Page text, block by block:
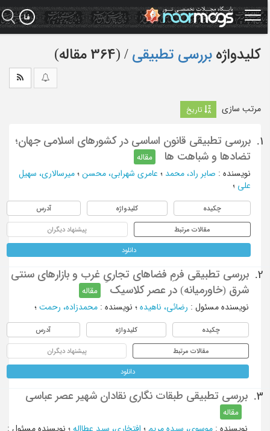
کلیدواژه بررسی تطبیقی ‏/ (364 مقاله)
مرتب سازی تاریخ
1.
بررسی تطبیقی قانون اساسی در کشورهای اسلامی جهان؛
تضادها و شباهت ها
مقاله
نویسنده: صابر راد، محمد؛ عامري شهرابي، محسن؛ ميرسالاري، سهيل
علي ؛
چکیده کلیدواژه آدرس
مقالات مرتبط پیشنهاد دیگران
دانلود
2.
بررسی تطبیقی فرمِ فضاهای تجاریِ غرب و بازارهای سنتی
شرق (خاورمیانه) در عصر کلاسیک
مقاله
نویسنده مسئول : رضائی، ناهیده؛ نویسنده: محمدزاده، رحمت؛
چکیده کلیدواژه آدرس
مقالات مرتبط پیشنهاد دیگران
دانلود
3. بررسی تطبیقی طبقات نگاری نقادان شهیر عصر عباسی
مقاله
نویسنده: موسوی، سیده مریم؛ افتخاری، سید عطااله؛ نویسنده مسئول :